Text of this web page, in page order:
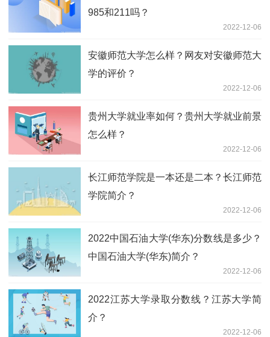
985和211吗？
2022-12-06
安徽师范大学怎么样？网友对安徽师范大
学的评价？
2022-12-06
贵州大学就业率如何？贵州大学就业前景
怎么样？
2022-12-06
长江师范学院是一本还是二本？长江师范
学院简介？
2022-12-06
2022中国石油大学(华东)分数线是多少？
中国石油大学(华东)简介？
2022-12-06
2022江苏大学录取分数线？江苏大学简
介？
2022-12-06